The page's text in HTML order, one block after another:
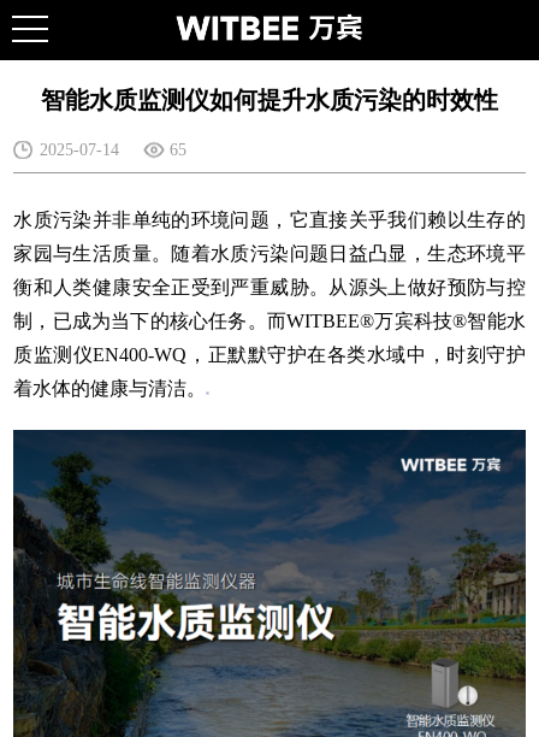
智能水质监测仪如何提升水质污染的时效性
2025-07-14 65
水质污染并非单纯的环境问题，它直接关乎我们赖以生存的
家园与生活质量。随着水质污染问题日益凸显，生态环境平
衡和人类健康安全正受到严重威胁。从源头上做好预防与控
制，已成为当下的核心任务。而WITBEE®万宾科技®智能水
质监测仪EN400-WQ，正默默守护在各类水域中，时刻守护
着水体的健康与清洁。